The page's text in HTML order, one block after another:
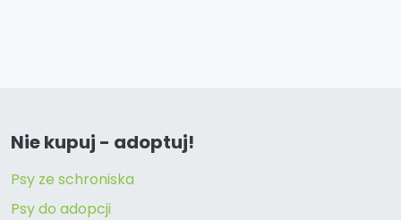
Nie kupuj - adoptuj!
Psy ze schroniska
Psy do adopcji